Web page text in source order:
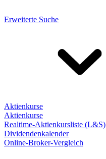
Erweiterte Suche
Aktienkurse
Aktienkurse
Realtime-Aktienkursliste (L&S)
Dividendenkalender
Online-Broker-Vergleich